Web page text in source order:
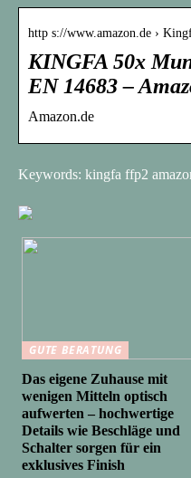
http s://www.amazon.de ›
KINGFA 50x
EN 14683 –
Amazon.de
Keywords: kingfa ffp2
GUTE BERATUNG
Das eigene Zuhause mit
wenigen Mitteln optisch
aufwerten – hochwertige
Details wie Beschläge und
Schalter sorgen für ein
exklusives Finish